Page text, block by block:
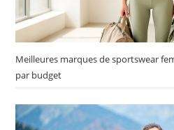
Meilleures marques de sportswear
par budget